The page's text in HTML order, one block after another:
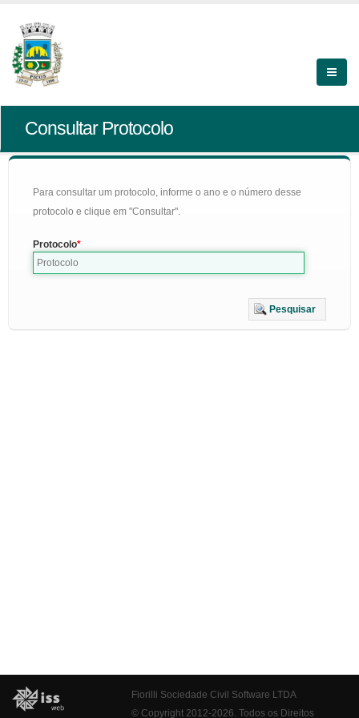
Consultar Protocolo
Para consultar um protocolo, informe o ano e o número desse
protocolo e clique em "Consultar".
Protocolo
Pesquisar
Fiorilli Sociedade Civil Software LTDA
© Copyright 2012-2026. Todos os Direitos